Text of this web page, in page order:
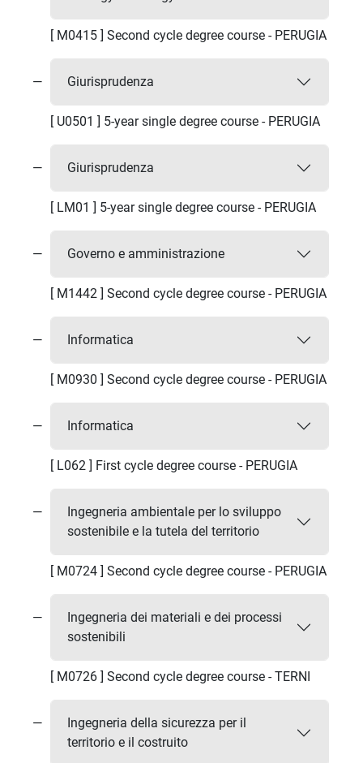
[ M0415 ] Second cycle degree course - PERUGIA
Giurisprudenza
[ U0501 ] 5-year single degree course - PERUGIA
Giurisprudenza
[ LM01 ] 5-year single degree course - PERUGIA
Governo e amministrazione
[ M1442 ] Second cycle degree course - PERUGIA
Informatica
[ M0930 ] Second cycle degree course - PERUGIA
Informatica
[ L062 ] First cycle degree course - PERUGIA
Ingegneria ambientale per lo sviluppo
sostenibile e la tutela del territorio
[ M0724 ] Second cycle degree course - PERUGIA
Ingegneria dei materiali e dei processi
sostenibili
[ M0726 ] Second cycle degree course - TERNI
Ingegneria della sicurezza per il
territorio e il costruito